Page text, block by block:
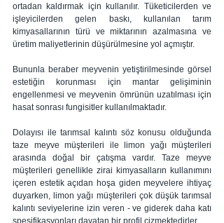
ortadan kaldırmak için kullanılır. Tüketicilerden ve
işleyicilerden gelen baskı, kullanılan tarım
kimyasallarının türü ve miktarının azalmasına ve
üretim maliyetlerinin düşürülmesine yol açmıştır.
Bununla beraber meyvenin yetiştirilmesinde görsel
estetiğin korunması için mantar gelişiminin
engellenmesi ve meyvenin ömrünün uzatılması için
hasat sonrası fungisitler kullanılmaktadır.
Dolayısı ile tarımsal kalıntı söz konusu olduğunda
taze meyve müşterileri ile limon yağı müşterileri
arasında doğal bir çatışma vardır. Taze meyve
müşterileri genellikle zirai kimyasalların kullanımını
içeren estetik açıdan hoşa giden meyvelere ihtiyaç
duyarken, limon yağı müşterileri çok düşük tarımsal
kalıntı seviyelerine izin veren - ve giderek daha katı